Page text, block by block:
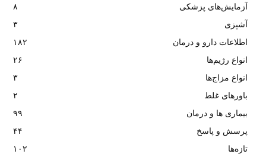
آزمایش‌های پزشکی
۸
آشپزی
۳
اطلاعات دارو و درمان
۱۸۲
انواع رژیم‌ها
۲۶
انواع مزاج‌ها
۳
باورهای غلط
۲
بیماری ها و درمان
۹۹
پرسش و پاسخ
۴۴
تازه‌ها
۱۰۲